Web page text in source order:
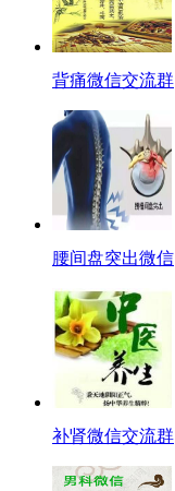
背痛微信交流群
腰间盘突出微信
补肾微信交流群